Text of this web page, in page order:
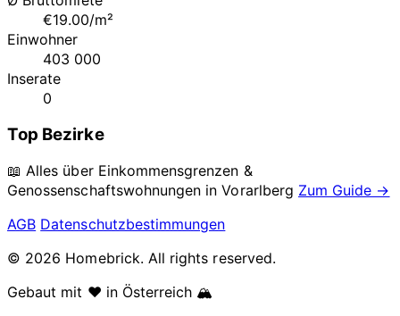
€19.00/m²
Einwohner
403 000
Inserate
0
Top Bezirke
📖 Alles über Einkommensgrenzen &
Genossenschaftswohnungen inVorarlberg Zum Guide →
AGB Datenschutzbestimmungen
© 2026 Homebrick. All rights reserved.
Gebaut mit ❤️ in Österreich 🏔️